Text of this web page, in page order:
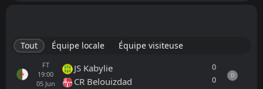
Tout Équipe locale Équipe visiteuse
FT
19:00
05 Jun
JS Kabylie
CR Belouizdad
0
0
D